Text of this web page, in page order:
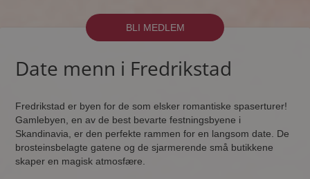
BLI MEDLEM
Date menn i Fredrikstad
Fredrikstad er byen for de som elsker romantiske spaserturer!
Gamlebyen, en av de best bevarte festningsbyene i
Skandinavia, er den perfekte rammen for en langsom date. De
brosteinsbelagte gatene og de sjarmerende små butikkene
skaper en magisk atmosfære.